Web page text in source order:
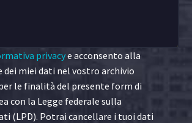
privacye acconsento alla
miei dati nel vostro archivio
le finalità del presente form di
con la Legge federale sulla
(LPD). Potrai cancellare i tuoi dati